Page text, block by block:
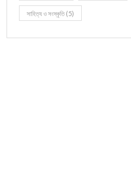
সাহিত্য ও সংস্কৃতি(5)